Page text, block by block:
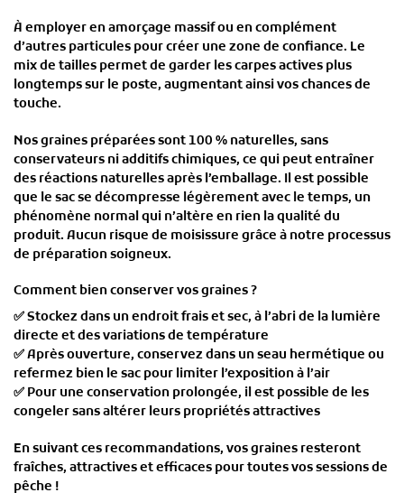
À employer en amorçage massif ou en complément
d’autres particules pour créer une zone de confiance. Le
mix de tailles permet de garder les carpes actives plus
longtemps sur le poste, augmentant ainsi vos chances de
touche.
Nosgraines préparéessont100 % naturelles, sans
conservateurs ni additifs chimiques, ce qui peut entraîner
des réactions naturelles après l’emballage. Il est possible
que le sacse décompresse légèrementavec le temps, un
phénomène normal qui n’altère en rien la qualité du
produit. Aucun risque de moisissure grâce à notre processus
de préparation soigneux.
Comment bien conserver vos graines ?
✅Stockez dans un endroit frais et sec, à l’abri de la lumière
directe et des variations de température
✅Après ouverture, conservez dans un seau hermétique ou
refermez bien le sac pour limiter l’exposition à l’air
✅ Pour une conservation prolongée, il est possible de les
congeler sans altérer leurs propriétés attractives
En suivant ces recommandations, vos graines resteront
fraîches, attractives et efficaces pour toutes vos sessions de
pêche !